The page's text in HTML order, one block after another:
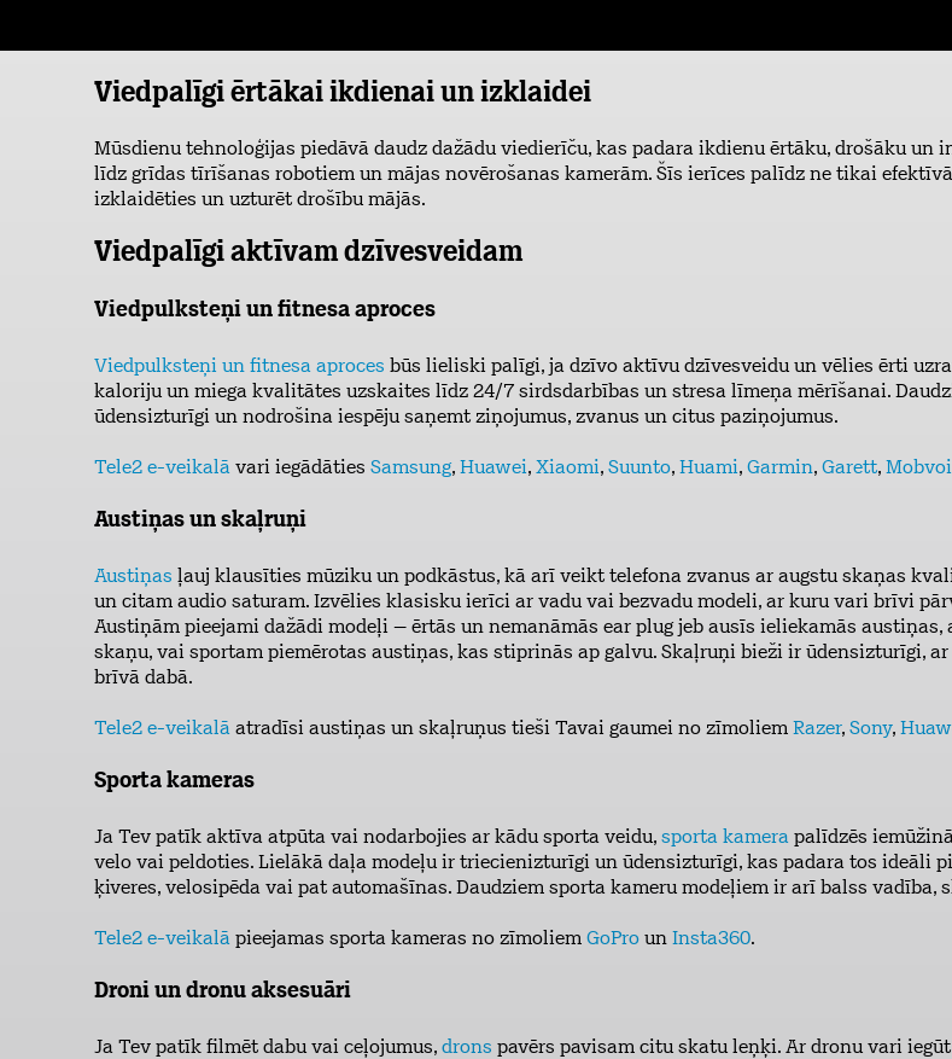
Viedpalīgi ērtākai ikdienai un izklaidei
Mūsdienu tehnoloģijas piedāvā daudz dažādu viedierīču, kas padara ikdienu ērtāku, drošāku
līdz grīdas tīrīšanas robotiem un mājas novērošanas kamerām. Šīs ierīces palīdz ne tikai
izklaidēties un uzturēt drošību mājās.
Viedpalīgi aktīvam dzīvesveidam
Viedpulksteņi un fitnesa aproces
Viedpulksteņi un fitnesa aproces būs lieliski palīgi, ja dzīvo aktīvu dzīvesveidu un vēlies ērti
kaloriju un miega kvalitātes uzskaites līdz 24/7 sirdsdarbības un stresa līmeņa mērīšanai.
ūdensizturīgi un nodrošina iespēju saņemt ziņojumus, zvanus un citus paziņojumus.
Tele2 e-veikalā vari iegādāties Samsung, Huawei, Xiaomi, Suunto, Huami, Garmin, Garett, Mobvoi
Austiņas un skaļruņi
Austiņas ļauj klausīties mūziku un podkāstus, kā arī veikt telefona zvanus ar augstu skaņas
un citam audio saturam. Izvēlies klasisku ierīci ar vadu vai bezvadu modeli, ar kuru vari brīvi
Austiņām pieejami dažādi modeļi – ērtās un nemanāmās ear plug jeb ausīs ieliekamās
skaņu, vai sportam piemērotas austiņas, kas stiprinās ap galvu. Skaļruņi bieži ir ūdensizturīgi,
brīvā dabā.
Tele2 e-veikalā atradīsi austiņas un skaļruņus tieši Tavai gaumei no zīmoliem Razer, Sony,
Sporta kameras
Ja Tev patīk aktīva atpūta vai nodarbojies ar kādu sporta veidu, sporta kamera palīdzēs
velo vai peldoties. Lielākā daļa modeļu ir triecienizturīgi un ūdensizturīgi, kas padara tos ideāli
ķiveres, velosipēda vai pat automašīnas. Daudziem sporta kameru modeļiem ir arī balss
Tele2 e-veikalā pieejamas sporta kameras no zīmoliem GoPro un Insta360.
Droni un dronu aksesuāri
Ja Tev patīk filmēt dabu vai ceļojumus, drons pavērs pavisam citu skatu leņķi. Ar dronu vari